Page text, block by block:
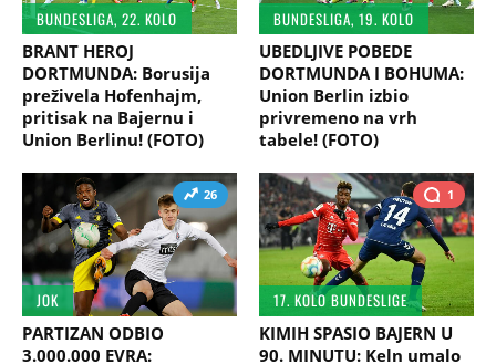
BUNDESLIGA, 22. KOLO
BRANT HEROJ
DORTMUNDA: Borusija
preživela Hofenhajm,
pritisak na Bajernu i
Union Berlinu! (FOTO)
BUNDESLIGA, 19. KOLO
UBEDLJIVE POBEDE
DORTMUNDA I BOHUMA:
Union Berlin izbio
privremeno na vrh
tabele! (FOTO)
26
JOK
PARTIZAN ODBIO
3.000.000 EVRA:
1
17. KOLO BUNDESLIGE
KIMIH SPASIO BAJERN U
90. MINUTU: Keln umalo